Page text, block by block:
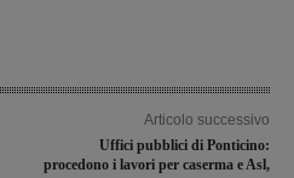
Articolo successivo
Uffici pubblici di Ponticino:
procedono i lavori per caserma e Asl,